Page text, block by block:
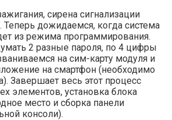
сирена сигнализации
Теперь дожидаемся, когда система
из режима программирования.
2 разные пароля, по 4 цифры
на сим-карту модуля и
на смартфон (необходимо
Завершает весь этот процесс
элементов, установка блока
место и сборка панели
консоли).